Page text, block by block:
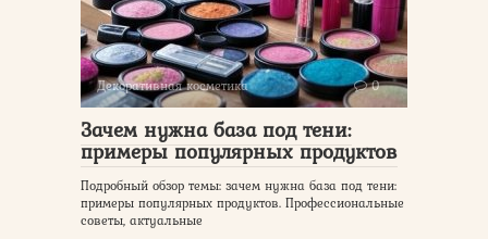
Декоративная косметика 0
Зачем нужна база под тени:
примеры популярных продуктов
Подробный обзор темы: зачем нужна база под тени:
примеры популярных продуктов. Профессиональные
советы, актуальные